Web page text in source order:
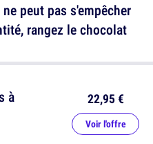
à
22,95 €
Voir l'offre
peut pas s'empêcher
rangez le chocolat